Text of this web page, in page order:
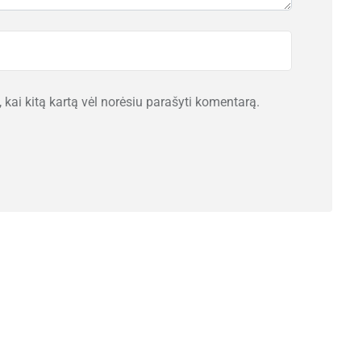
kitą kartą vėl norėsiu parašyti komentarą.